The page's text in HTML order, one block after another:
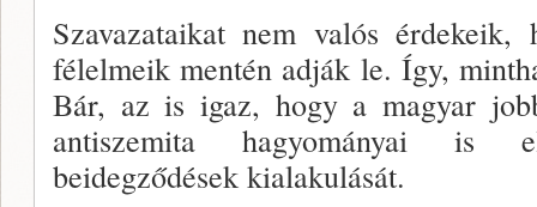
Szavazataikat nem valós
félelmeik men­tén adják le. Így,
Bár, az is igaz, hogy a magyar
antisze­mita hagyományai is
beidegződések kialakulását.